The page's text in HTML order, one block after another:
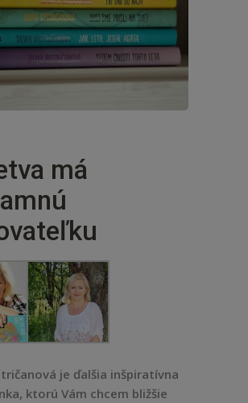
má
je ďalšia inšpiratívna
ktorú Vám chcem bližšie